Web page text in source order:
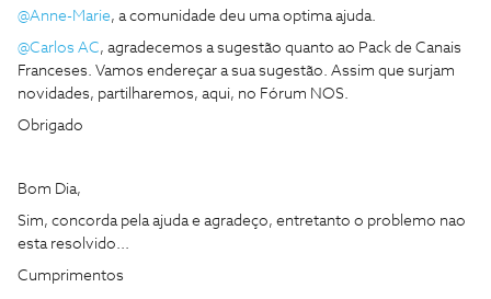
@Anne-Marie, a comunidade deu uma optima ajuda.
@Carlos AC, agradecemos a sugestão quanto ao Pack de Canais
Franceses. Vamos endereçar a sua sugestão. Assim que surjam
novidades, partilharemos, aqui, no Fórum NOS.
Obrigado
Bom Dia,
Sim, concorda pela ajuda e agradeço, entretanto o problemo nao
esta resolvido...
Cumprimentos